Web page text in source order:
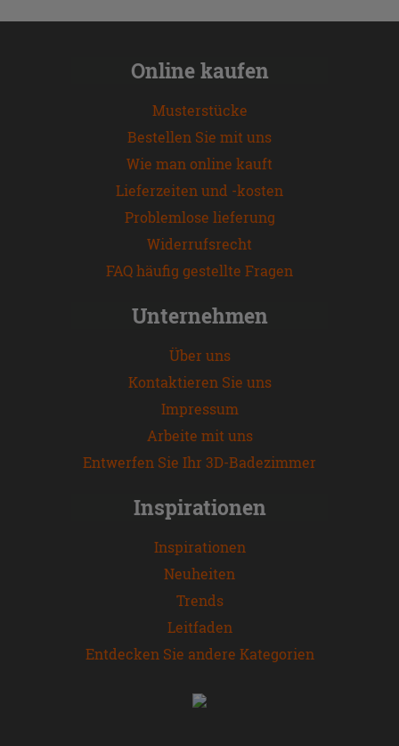
Online kaufen
Musterstücke
Bestellen Sie mit uns
Wie man online kauft
Lieferzeiten und -kosten
Problemlose lieferung
Widerrufsrecht
FAQ häufig gestellte Fragen
Unternehmen
Über uns
Kontaktieren Sie uns
Impressum
Arbeite mit uns
Entwerfen Sie Ihr 3D-Badezimmer
Inspirationen
Inspirationen
Neuheiten
Trends
Leitfaden
Entdecken Sie andere Kategorien